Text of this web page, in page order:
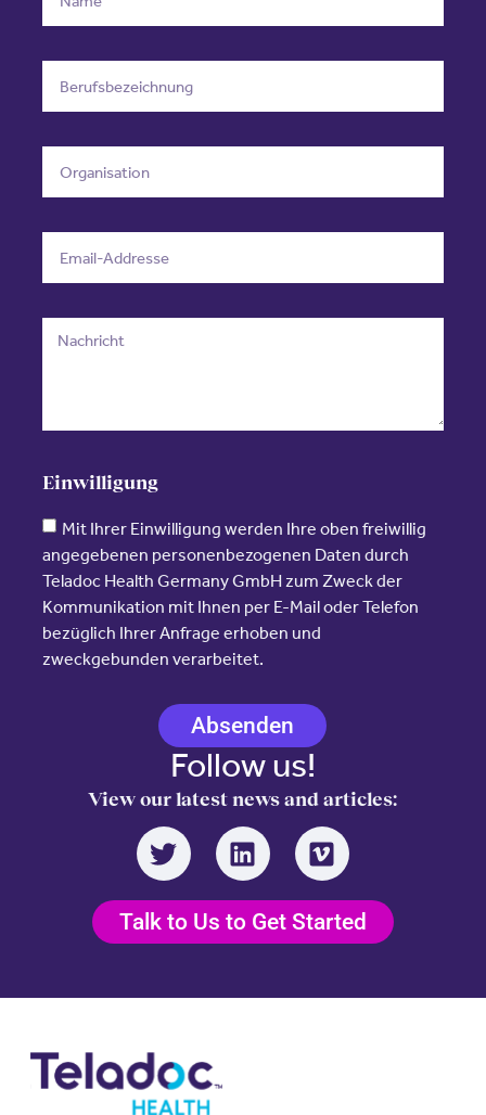
Einwilligung
Mit Ihrer Einwilligung werden Ihre oben freiwillig
angegebenen personenbezogenen Daten durch
Teladoc Health Germany GmbH zum Zweck der
Kommunikation mit Ihnen per E-Mail oder Telefon
bezüglich Ihrer Anfrage erhoben und
zweckgebunden verarbeitet.
Absenden
Follow us!
View our latest news and articles:
Talk to Us to Get Started